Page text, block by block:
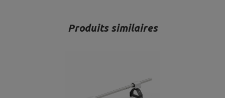
Produits similaires